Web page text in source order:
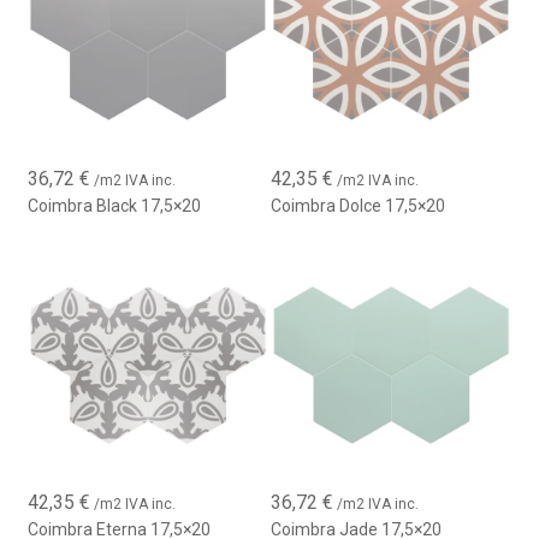
superficies completamente lisas hasta espectaculares
composiciones que mezclan patrones y colores para
conseguir espacios llenos de personalidad.
Su acabado porcelánico garantiza una larga vida útil incluso en
comerciales y de hostelería.
36,72€ /m2 IVA inc.
Coimbra Black 17,5×20
42,35 € /m2 IVA inc.
Coimbra Dolce 17,5×20
42,35€ /m2 IVA inc.
Coimbra Eterna 17,5×20
36,72 € /m2 IVA inc.
Coimbra Jade 17,5×20